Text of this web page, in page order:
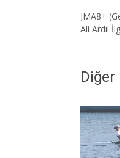
JMA8+
Ali Ardıl
Diğer